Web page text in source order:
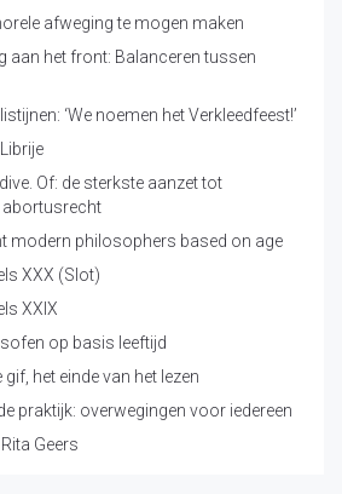
afweging te mogen maken
aan het front: Balanceren tussen
‘We noemen het Verkleedfeest!’
Of: de sterkste aanzet tot
abortusrecht
modern philosophers based on age
XXX (Slot)
XXIX
op basis leeftijd
het einde van het lezen
praktijk: overwegingen voor iedereen
Geers